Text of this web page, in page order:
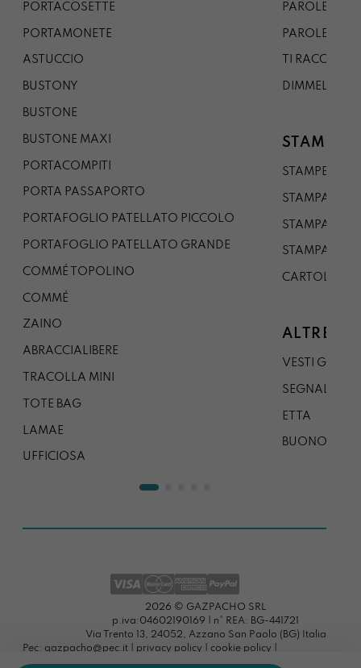
PORTACOSETTE
PORTAMONETE
ASTUCCIO
BUSTONY
BUSTONE
BUSTONE MAXI
PORTACOMPITI
PORTA PASSAPORTO
PORTAFOGLIO PATELLATO PICCOLO
PORTAFOGLIO PATELLATO GRANDE
COMMÉ TOPOLINO
COMMÉ
ZAINO
ABRACCIALIBERE
TRACOLLA MINI
TOTE BAG
LAMAE
UFFICIOSA
PAROLE DAL
PAROLE DA
TI
DIMMELO
STAMPE
STAMPE A5
STAMPA A3
STAMPA A1
STAMPA A0
CARTOLINA
ALTRE
VESTI
SEGNALIBRO
ETTA
BUONO
2026 © GAZPACHO SRL
p.iva:04602190169 | n° REA: BG-441721
Via Trento 13, 24052, Azzano San Paolo (BG) Italia
Pec: gazpacho@pec.it | privacy policy cookie policy
preferenze cookies